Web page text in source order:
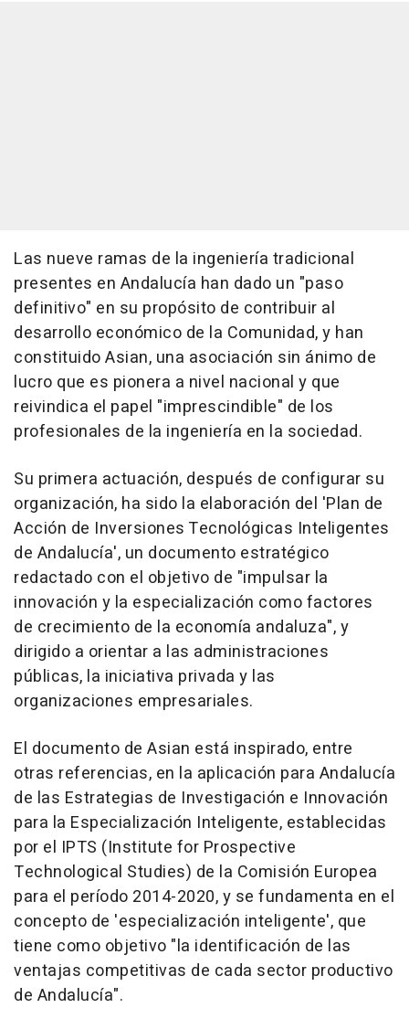
Las nueve ramas de la ingeniería tradicional
presentes en Andalucía han dado un "paso
definitivo" en su propósito de contribuir al
desarrollo económico de la Comunidad, y han
constituido Asian, una asociación sin ánimo de
lucro que es pionera a nivel nacional y que
reivindica el papel "imprescindible" de los
profesionales de la ingeniería en la sociedad.
Su primera actuación, después de configurar su
organización, ha sido la elaboración del 'Plan de
Acción de Inversiones Tecnológicas Inteligentes
de Andalucía', un documento estratégico
redactado con el objetivo de "impulsar la
innovación y la especialización como factores
de crecimiento de la economía andaluza", y
dirigido a orientar a las administraciones
públicas, la iniciativa privada y las
organizaciones empresariales.
El documento de Asian está inspirado, entre
otras referencias, en la aplicación para Andalucía
de las Estrategias de Investigación e Innovación
para la Especialización Inteligente, establecidas
por el IPTS (Institute for Prospective
Technological Studies) de la Comisión Europea
para el período 2014-2020, y se fundamenta en el
concepto de 'especialización inteligente', que
tiene como objetivo "la identificación de las
ventajas competitivas de cada sector productivo
de Andalucía".